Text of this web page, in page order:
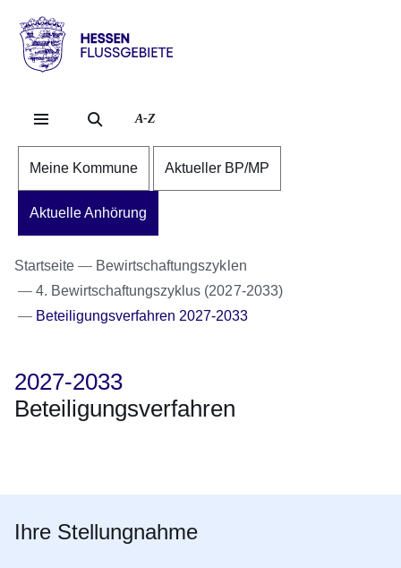
Hessen
Flussgebiete
A-Z
Meine Kommune Aktueller BP/MP
Aktuelle Anhörung
Startseite
Bewirtschaftungszyklen
4. Bewirtschaftungszyklus (2027-2033)
Beteiligungsverfahren 2027-2033
2027-2033
Beteiligungsverfahren
Ihre Stellungnahme